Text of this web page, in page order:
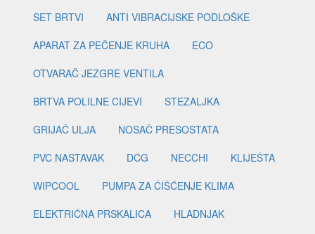
SET BRTVI
ANTI VIBRACIJSKE PODLOŠKE
APARAT ZA PEČENJE KRUHA
ECO
OTVARAČ JEZGRE VENTILA
BRTVA POLILNE CIJEVI
STEZALJKA
GRIJAČ ULJA
NOSAČ PRESOSTATA
PVC NASTAVAK
DCG NECCHI
KLIJEŠTA
WIPCOOL
PUMPA ZA ČIŠĆENJE KLIMA
ELEKTRIČNA PRSKALICA
HLADNJAK